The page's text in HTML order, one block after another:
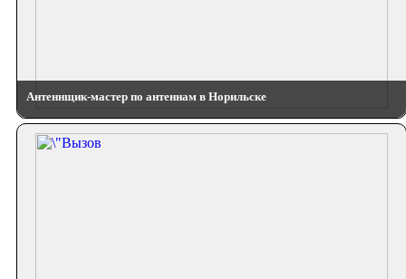
Антеннщик-мастер по антеннам в Норильске